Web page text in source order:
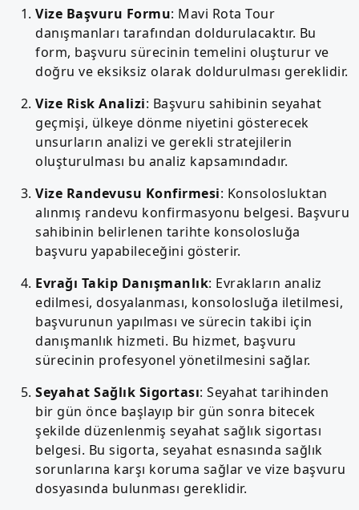
Vize Başvuru Formu: Mavi Rota Tour
danışmanları tarafından doldurulacaktır. Bu
form, başvuru sürecinin temelini oluşturur ve
doğru ve eksiksiz olarak doldurulması gereklidir.
Vize Risk Analizi: Başvuru sahibinin seyahat
geçmişi, ülkeye dönme niyetini gösterecek
unsurların analizi ve gerekli stratejilerin
oluşturulması bu analiz kapsamındadır.
Vize Randevusu Konfirmesi: Konsolosluktan
alınmış randevu konfirmasyonu belgesi. Başvuru
sahibinin belirlenen tarihte konsolosluğa
başvuru yapabileceğini gösterir.
Evrağı Takip Danışmanlık: Evrakların analiz
edilmesi, dosyalanması, konsolosluğa iletilmesi,
başvurunun yapılması ve sürecin takibi için
danışmanlık hizmeti. Bu hizmet, başvuru
sürecinin profesyonel yönetilmesini sağlar.
Seyahat Sağlık Sigortası: Seyahat tarihinden
bir gün önce başlayıp bir gün sonra bitecek
şekilde düzenlenmiş seyahat sağlık sigortası
belgesi. Bu sigorta, seyahat esnasında sağlık
sorunlarına karşı koruma sağlar ve vize başvuru
dosyasında bulunması gereklidir.